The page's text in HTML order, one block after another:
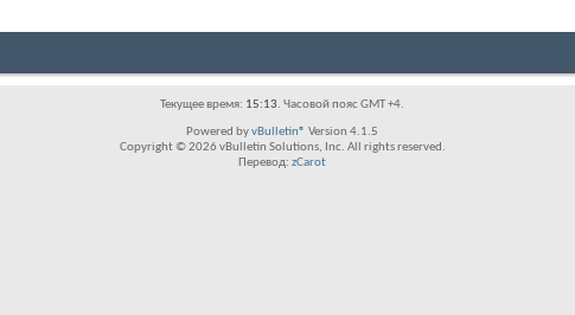
Текущее время: 15:13. Часовой пояс GMT +4.
Powered byvBulletin® Version 4.1.5
Copyright © 2026 vBulletin Solutions, Inc. All rights reserved.
Перевод: zCarot